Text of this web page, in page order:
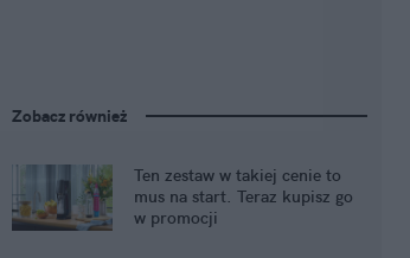
Zobacz również
Ten zestaw w takiej cenie to
mus na start. Teraz kupisz go
w promocji